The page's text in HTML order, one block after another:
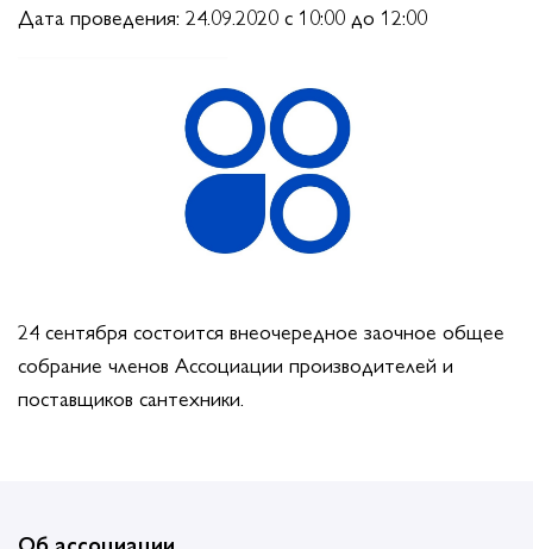
Дата проведения: 24.09.2020 c 10:00 до 12:00
24 сентября состоится внеочередное заочное общее
собрание членов Ассоциации производителей и
поставщиков сантехники.